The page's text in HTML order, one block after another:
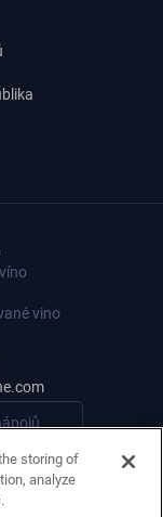
vino
storing of
analyze